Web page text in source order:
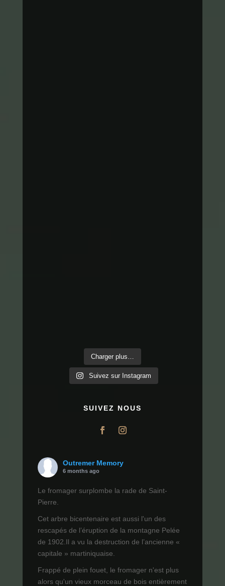
Charger plus…
Suivez sur Instagram
SUIVEZ NOUS
Outremer Memory
6 months ago
Le fromager surplombe la rade de Saint-
Pierre.
Cet arbre bicentenaire est aussi l'un des
rescapés de l’éruption de la montagne Pelée
de 1902.Il a vu la destruction de l’ancienne «
capitale » martiniquaise.
Frappé de plein fouet, le fromager n'est plus
alors qu'un vieux morceau de bois entièrement